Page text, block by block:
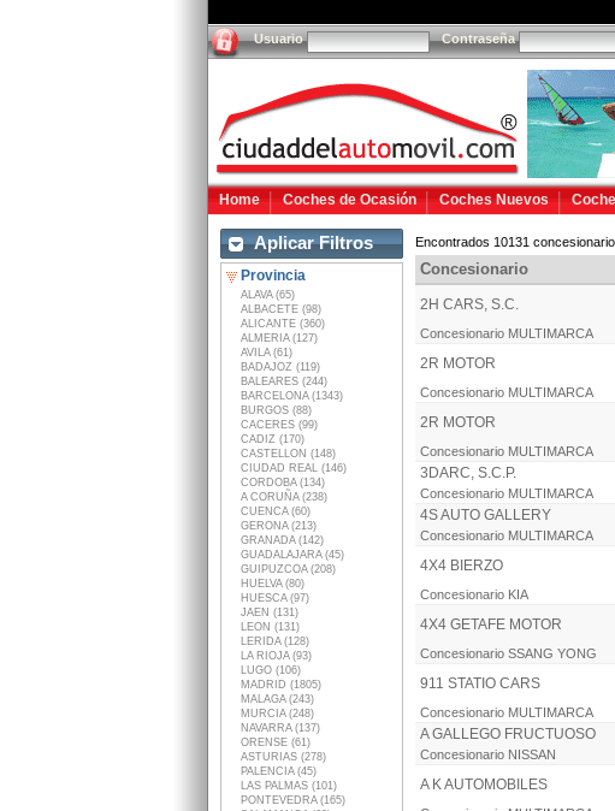
Usuario Contraseña
Home Coches de Ocasión Coches Nuevos
Aplicar Filtros
Provincia
ALAVA (65)
ALBACETE (98)
ALICANTE (360)
ALMERIA (127)
AVILA (61)
BADAJOZ (119)
BALEARES (244)
BARCELONA (1343)
BURGOS (88)
CACERES (99)
CADIZ (170)
CASTELLON (148)
CIUDAD REAL (146)
CORDOBA (134)
A CORUÑA (238)
CUENCA (60)
GERONA (213)
GRANADA (142)
GUADALAJARA (45)
GUIPUZCOA (208)
HUELVA (80)
HUESCA (97)
JAEN (131)
LEON (131)
LERIDA (128)
LA RIOJA (93)
LUGO (106)
MADRID (1805)
MALAGA (243)
MURCIA (248)
NAVARRA (137)
ORENSE (61)
ASTURIAS (278)
PALENCIA (45)
LAS PALMAS (101)
PONTEVEDRA (165)
Encontrados 10131
Concesionario
2H CARS, S.C.
Concesionario MULTIMARCA
2R MOTOR
Concesionario MULTIMARCA
2R MOTOR
Concesionario MULTIMARCA
3DARC, S.C.P.
Concesionario MULTIMARCA
4S AUTO GALLERY
Concesionario MULTIMARCA
4X4 BIERZO
Concesionario KIA
4X4 GETAFE MOTOR
Concesionario SSANG YONG
911 STATIO CARS
Concesionario MULTIMARCA
A GALLEGO FRUCTUOSO
Concesionario NISSAN
A K AUTOMOBILES